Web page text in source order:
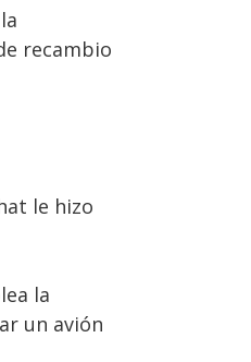
recambio
le hizo
la
un avión